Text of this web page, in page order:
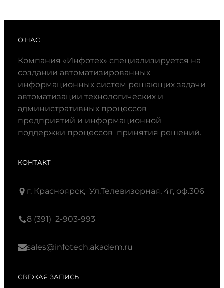
О НАС
Компания «Инфотех» специализируется на
создании автоматизированных
информационных систем решающих задачи
автоматизации технологических и
административных процессов
предприятий и информационной
поддержки процессов принятия решений.
КОНТАКТ
г. Красноярск, Ул.Телевизорная, 4г, оф.306
8 (391) 2-903-993
sales@infotech.akadem.ru
СВЕЖАЯ ЗАПИСЬ